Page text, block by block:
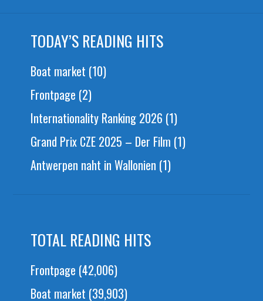
TODAY’S READING HITS
Boat market (10)
Frontpage (2)
Internationality Ranking 2026 (1)
Grand Prix CZE 2025 – Der Film (1)
Antwerpen naht in Wallonien (1)
TOTAL READING HITS
Frontpage (42,006)
Boat market (39,903)